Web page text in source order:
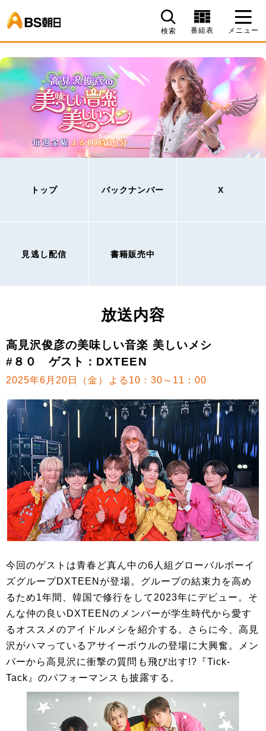
検索 番組表 メニュー
トップ バックナンバー X
見逃し配信 書籍販売中
放送内容
高見沢俊彦の美味しい音楽 美しいメシ
#８０ ゲスト：DXTEEN
2025年6月20日（金）よる10：30～11：00
今回のゲストは青春ど真ん中の6人組グローバルボーイ
ズグループDXTEENが登場。グループの結束力を高め
るため1年間、韓国で修行をして2023年にデビュー。そ
んな仲の良いDXTEENのメンバーが学生時代から愛す
るオススメのアイドルメシを紹介する。さらに今、高見
沢がハマっているアサイーボウルの登場に大興奮。メン
バーから高見沢に衝撃の質問も飛び出す!?『Tick-
Tack』のパフォーマンスも披露する。